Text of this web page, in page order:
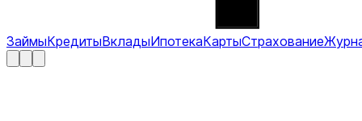
ЗаймыКредитыВкладыИпотекаКартыСтрахование